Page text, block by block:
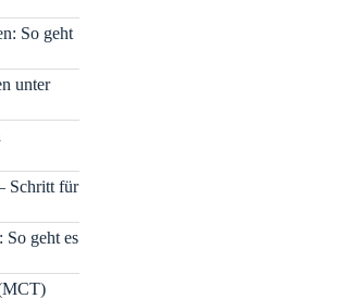
So geht
unter
Schritt für
geht es